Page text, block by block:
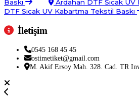
Baskı
Ardahan DTF Sıcak UV
DTF Sıcak UV Kabartma Tekstil Baskı
İletişim
0545 168 45 45
ostimetiket@gmail.com
M. Akif Ersoy Mah. 328. Cad. TR